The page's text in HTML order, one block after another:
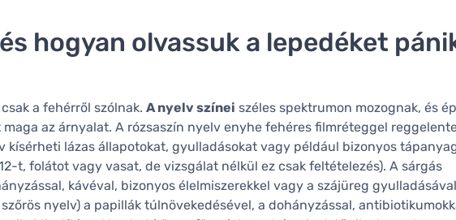
hogyan olvassuk a lepedéket
a fehérről szólnak. A nyelv színei széles spektrumon mozognak, és
az árnyalat. A rózsaszín nyelv enyhe fehéres filmréteggel
kísérheti lázas állapotokat, gyulladásokat vagy például bizonyos
t, folátot vagy vasat, de vizsgálat nélkül ez csak feltételezés). A sárgás
kávéval, bizonyos élelmiszerekkel vagy a szájüreg
nyelv) a papillák túlnövekedésével, a dohányzással,